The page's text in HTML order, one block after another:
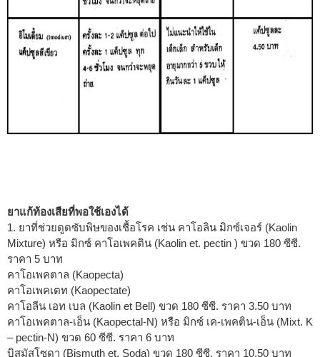
ยาแก้ท้องเสียที่พอใช้เองได้
1. ยาที่ช่วยดูดซับพิษของเชื้อโรค เช่น คาโอลิน มิกซ์เจอร์ (Kaolin
Mixture) หรือ มิกซ์ คาโอเพคติน (Kaolin et. pectin ) ขวด 180 ซีซี.
ราคา 5 บาท
คาโอเพคตาล (Kaopecta)
คาโอเพคเตท (Kaopectate)
คาโอลีน เอท เบล (Kaolin et Bell) ขวด 180 ซีซี. ราคา 3.50 บาท
คาโอเพคตาล-เอ็น (Kaopectal-N) หรือ มิกซ์ เค-เพคติน-เอ็น (Mixt. K
– pectin-N) ขวด 60 ซีซี. ราคา 6 บาท
บิสมัสโซดา (Bismuth et. Soda) ขวด 180 ซีซี. ราคา 10.50 บาท